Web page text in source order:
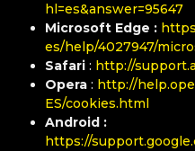
hl=es&answer=95647
Microsoft Edge :
es/help/4027947/
Safari : http://
Opera : http://
ES/cookies.html
Android :
https://